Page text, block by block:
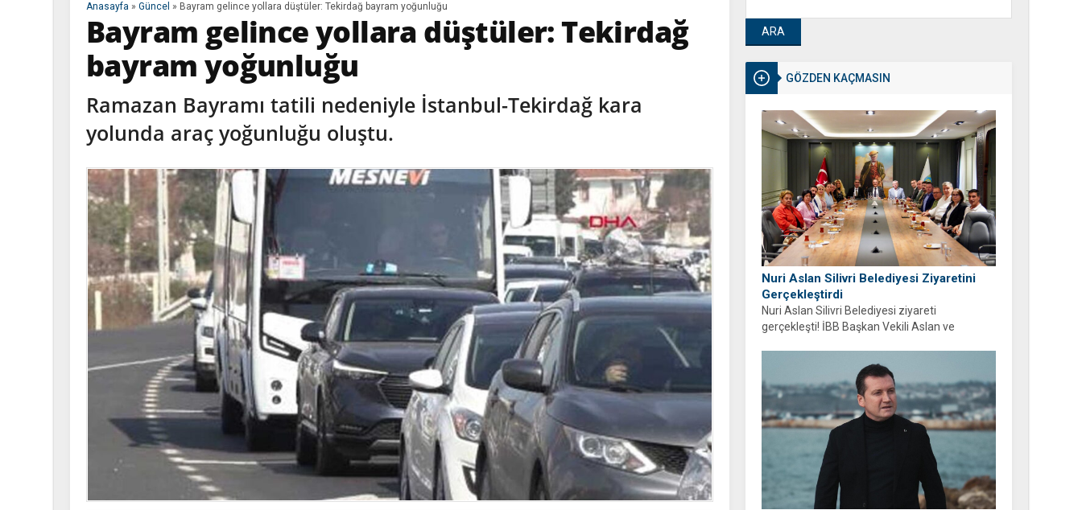
GÖZDEN KAÇMASIN
Nuri Aslan Silivri Belediyesi Ziyaretini
Gerçekleştirdi
Nuri Aslan Silivri Belediyesi ziyareti
gerçekleşti! İBB Başkan Vekili Aslan ve
Anasayfa » Güncel » Bayram gelince yollara düştüler: Tekirdağ bayram yoğunluğu
Bayram gelince yollara düştüler: Tekirdağ
bayram yoğunluğu
Ramazan Bayramı tatili nedeniyle İstanbul-Tekirdağ kara
yolunda araç yoğunluğu oluştu.